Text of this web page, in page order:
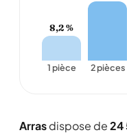
8,2 %
1 pièce 2 pièces
Arrasdispose de24